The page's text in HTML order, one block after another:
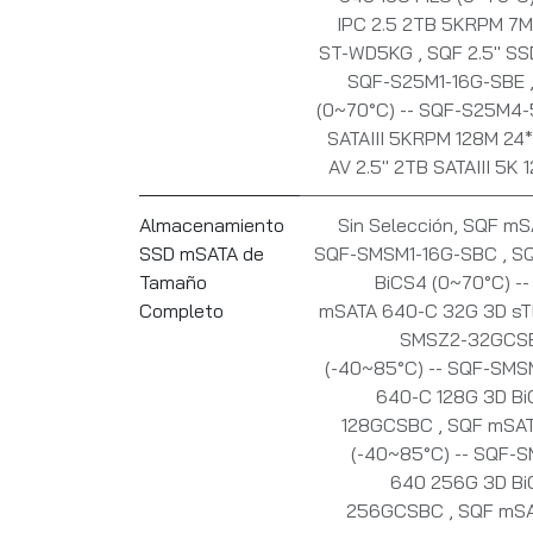
IPC 2.5 2TB 5KRPM
ST-WD5KG , SQF 2.5"
SQF-S25M1-16G-SBE
(0~70°C) -- SQF-
SATAIII 5KRPM 128M
AV 2.5" 2TB SATAIII 5K
Almacenamiento
SSD mSATA de
Tamaño
Completo
Sin Selección, SQF
SQF-SMSM1-16G-SBC ,
BiCS4 (0~70°C)
mSATA 640-C 32G 3D
SMSZ2-
(-40~85°C) -- SQF-
640-C 128G 3D
128GCSBC , SQF
(-40~85°C) -- SQF-
640 256G 3D
256GCSBC , SQF